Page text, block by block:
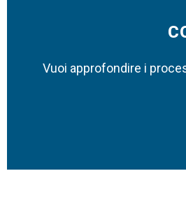
Vuoi approfondire i